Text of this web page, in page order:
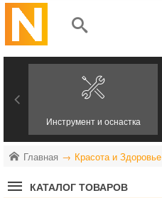
Инструмент и оснастка
Главная Красота и Здоровье
КАТАЛОГ ТОВАРОВ